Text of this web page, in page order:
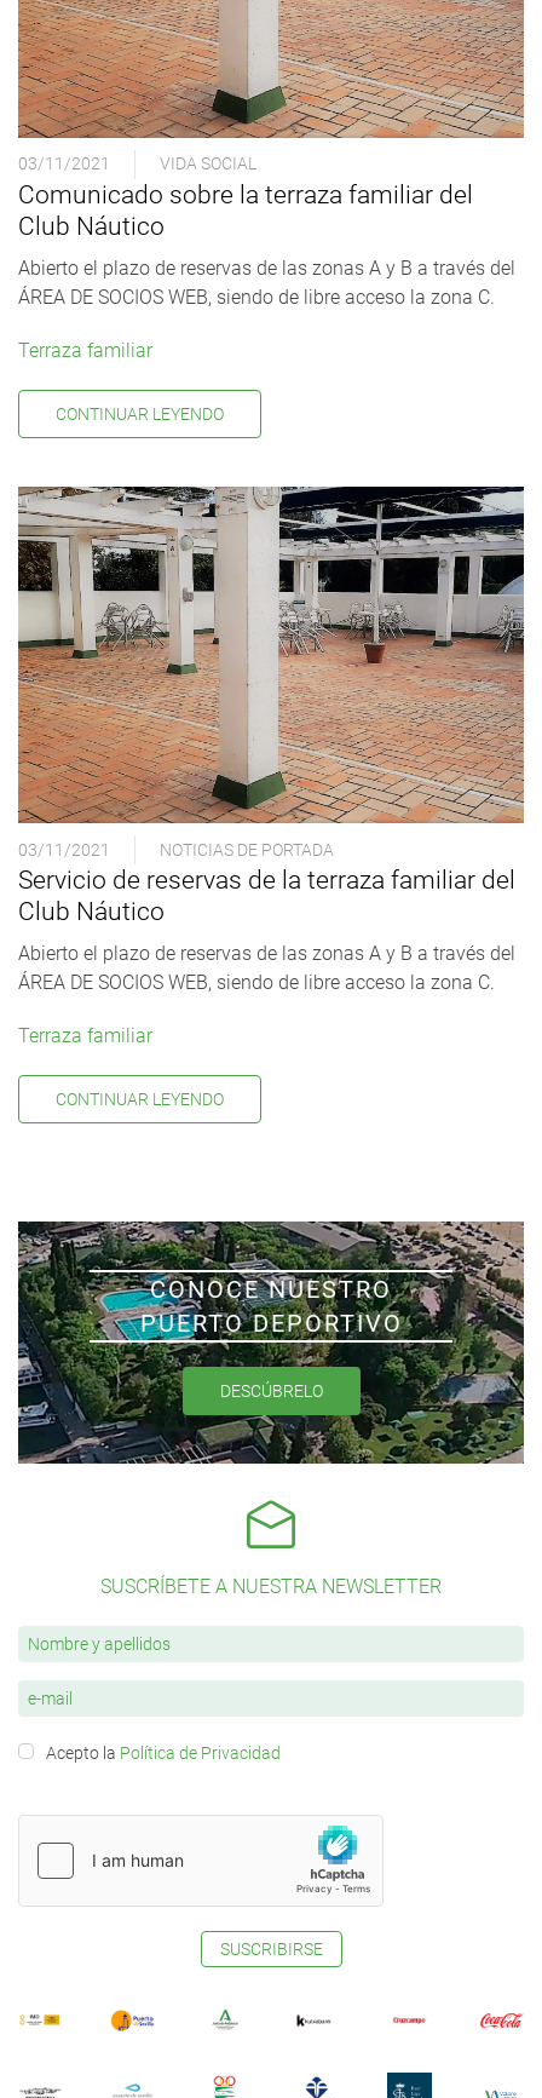
03/11/2021 VIDA SOCIAL
Comunicado sobre la terraza familiar del
Club Náutico
Abierto el plazo de reservas de las zonas A y B a través del
ÁREA DE SOCIOS WEB, siendo de libre acceso la zona C.
Terraza familiar
CONTINUAR LEYENDO
03/11/2021 NOTICIAS DE PORTADA
Servicio de reservas de la terraza familiar del
Club Náutico
Abierto el plazo de reservas de las zonas A y B a través del
ÁREA DE SOCIOS WEB, siendo de libre acceso la zona C.
Terraza familiar
CONTINUAR LEYENDO
CONOCE NUESTRO
PUERTO DEPORTIVO
DESCÚBRELO
SUSCRÍBETE A NUESTRA NEWSLETTER
Acepto la Política de Privacidad
SUSCRIBIRSE